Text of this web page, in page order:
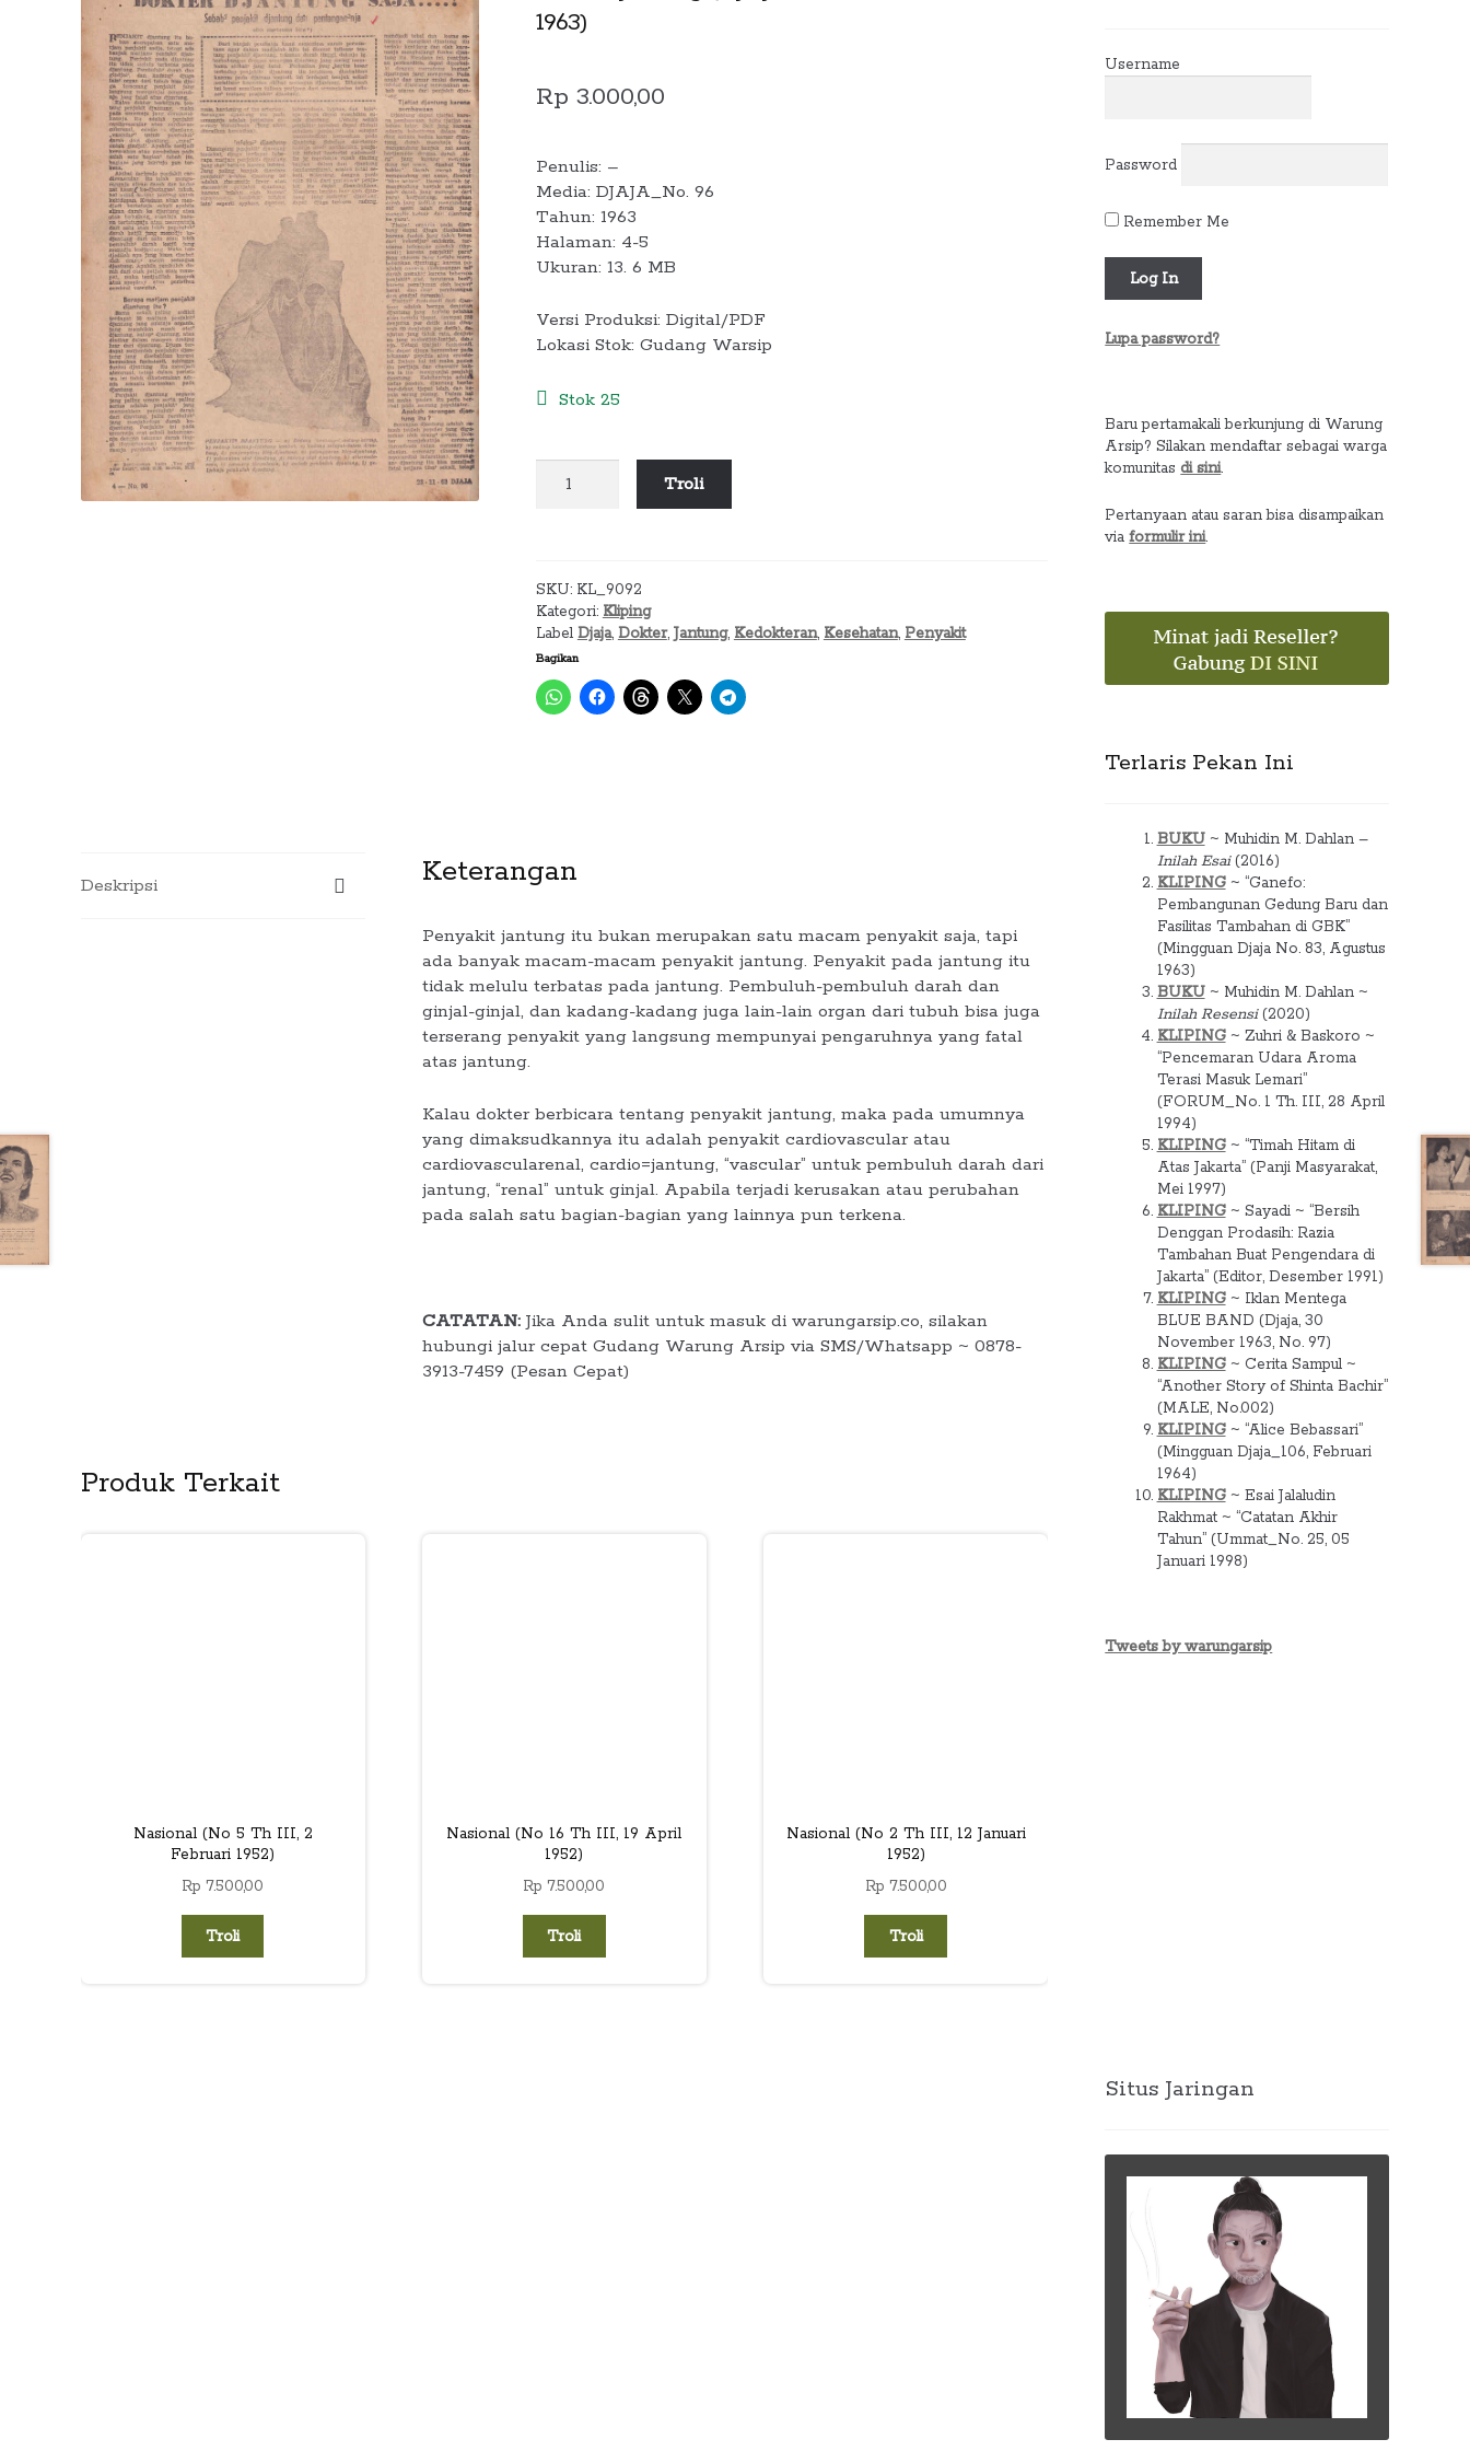
1963)
Rp 3.000,00
Penulis: –
Media: DJAJA_No. 96
Tahun: 1963
Halaman: 4-5
Ukuran: 13. 6 MB
Versi Produksi: Digital/PDF
Lokasi Stok: Gudang Warsip
Stok 25
Dokter
23
November
Troli
SKU: KL_9092
Kategori: Kliping
Label Djaja, Dokter, Jantung, Kedokteran, Kesehatan, Penyakit
Bagikan
Deskripsi Keterangan
Penyakit jantung itu bukan merupakan satu macam penyakit saja, tapi
ada banyak macam-macam penyakit jantung. Penyakit pada jantung itu
tidak melulu terbatas pada jantung. Pembuluh-pembuluh darah dan
ginjal-ginjal, dan kadang-kadang juga lain-lain organ dari tubuh bisa juga
terserang penyakit yang langsung mempunyai pengaruhnya yang fatal
atas jantung.
Kalau dokter berbicara tentang penyakit jantung, maka pada umumnya
yang dimaksudkannya itu adalah penyakit cardiovascular atau
cardiovascularenal, cardio=jantung, “vascular” untuk pembuluh darah dari
jantung, “renal” untuk ginjal. Apabila terjadi kerusakan atau perubahan
pada salah satu bagian-bagian yang lainnya pun terkena.
CATATAN:Jika Anda sulit untuk masuk di warungarsip.co, silakan
hubungi jalur cepat Gudang Warung Arsip via SMS/Whatsapp ~ 0878-
3913-7459 (Pesan Cepat)
Produk Terkait
Nasional (No 5 Th III, 2
Februari 1952)
Rp 7.500,00
Troli
Nasional (No 16 Th III, 19 April
1952)
Rp 7.500,00
Troli
Nasional (No 2 Th III, 12 Januari
1952)
Rp 7.500,00
Troli
Username
Password
Remember Me
Lupa password?
Baru pertamakali berkunjung di Warung
Arsip? Silakan mendaftar sebagai warga
komunitas di sini.
Pertanyaan atau saran bisa disampaikan
viaformulir ini.
Terlaris Pekan Ini
BUKU~ Muhidin M. Dahlan –
Inilah Esai(2016)
KLIPING~ “Ganefo:
Pembangunan Gedung Baru dan
Fasilitas Tambahan di GBK”
(Mingguan Djaja No. 83, Agustus
1963)
BUKU~ Muhidin M. Dahlan ~
Inilah Resensi(2020)
KLIPING~ Zuhri & Baskoro ~
“Pencemaran Udara Aroma
Terasi Masuk Lemari”
(FORUM_No. 1 Th. III, 28 April
1994)
KLIPING~ “Timah Hitam di
Atas Jakarta” (Panji Masyarakat,
Mei 1997)
KLIPING~ Sayadi ~ “Bersih
Denggan Prodasih: Razia
Tambahan Buat Pengendara di
Jakarta” (Editor, Desember 1991)
KLIPING~ Iklan Mentega
BLUE BAND (Djaja, 30
November 1963, No. 97)
KLIPING~ Cerita Sampul ~
“Another Story of Shinta Bachir”
(MALE, No.002)
KLIPING~ “Alice Bebassari”
(Mingguan Djaja_106, Februari
1964)
KLIPING~ Esai Jalaludin
Rakhmat ~ “Catatan Akhir
Tahun” (Ummat_No. 25, 05
Januari 1998)
Tweets by warungarsip
Situs Jaringan